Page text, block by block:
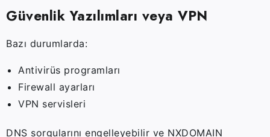
Güvenlik Yazılımları veya VPN
Bazı durumlarda:
Antivirüs programları
Firewall ayarları
VPN servisleri
DNS sorgularını engelleyebilir ve NXDOMAIN